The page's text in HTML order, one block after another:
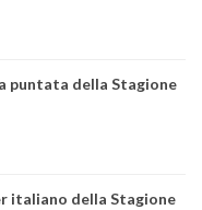
puntata della Stagione
italiano della Stagione